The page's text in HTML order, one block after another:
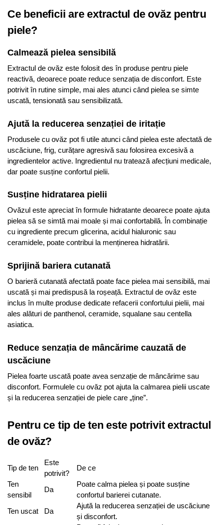
Ce beneficii are extractul de ovăz pentru
piele?
Calmează pielea sensibilă
Extractul de ovăz este folosit des în produse pentru piele
reactivă, deoarece poate reduce senzația de disconfort. Este
potrivit în rutine simple, mai ales atunci când pielea se simte
uscată, tensionată sau sensibilizată.
Ajută la reducerea senzației de iritație
Produsele cu ovăz pot fi utile atunci când pielea este afectată de
uscăciune, frig, curățare agresivă sau folosirea excesivă a
ingredientelor active. Ingredientul nu tratează afecțiuni medicale,
dar poate susține confortul pielii.
Susține hidratarea pielii
Ovăzul este apreciat în formule hidratante deoarece poate ajuta
pielea să se simtă mai moale și mai confortabilă. În combinație
cu ingrediente precum glicerina, acidul hialuronic sau
ceramidele, poate contribui la menținerea hidratării.
Sprijină bariera cutanată
O barieră cutanată afectată poate face pielea mai sensibilă, mai
uscată și mai predispusă la roșeață. Extractul de ovăz este
inclus în multe produse dedicate refacerii confortului pielii, mai
ales alături de panthenol, ceramide, squalane sau centella
asiatica.
Reduce senzația de mâncărime cauzată de
uscăciune
Pielea foarte uscată poate avea senzație de mâncărime sau
disconfort. Formulele cu ovăz pot ajuta la calmarea pielii uscate
și la reducerea senzației de piele care „ține”.
Pentru ce tip de ten este potrivit extractul
de ovăz?
Tip de ten
Este
potrivit?
De ce
Ten
sensibil
Da
Poate calma pielea și poate susține
confortul barierei cutanate.
Ten uscat
Da
Ajută la reducerea senzației de uscăciune
și disconfort.